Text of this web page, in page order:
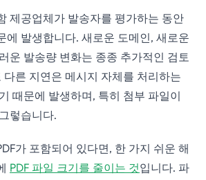
제공업체가 발송자를 평가하는 동안
에 발생합니다. 새로운 도메인, 새로운
운 발송량 변화는 종종 추가적인 검토
다른 지연은 메시지 자체를 처리하는
때문에 발생하며, 특히 첨부 파일이
렇습니다.
가 포함되어 있다면, 한 가지 쉬운 해
PDF 파일 크기를 줄이는 것입니다. 파